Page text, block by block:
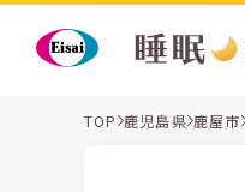
TOP 鹿児島県 鹿屋市